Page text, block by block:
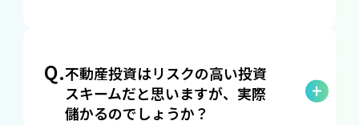
任せいただけます。
価格も高くなり、低くなれば価格も低くな
るという考え方です。首都圏のコンパクト
Q.不動産投資はリスクの高い投資
スキームだと思いますが、実際
儲かるのでしょうか？